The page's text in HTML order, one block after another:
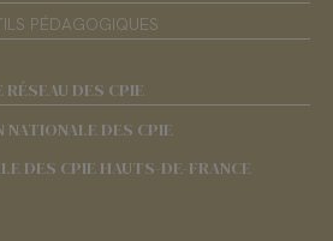
PÉDAGOGIQUES
RÉSEAU DES CPIE
NATIONALE DES CPIE
DES CPIE HAUTS-DE-FRANCE